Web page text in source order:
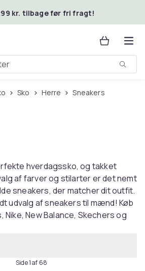
kr. tilbage før fri fragt!
Sko Herre Sneakers
hverdagssko, og takket
af farver og stilarter er det nemt
sneakers, der matcher dit outfit.
udvalg af sneakers til mænd! Køb
Nike, New Balance, Skechers og
Side 1 af 68